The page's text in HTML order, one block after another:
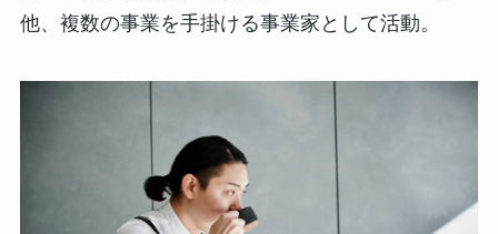
他、複数の事業を手掛ける事業家として活動。